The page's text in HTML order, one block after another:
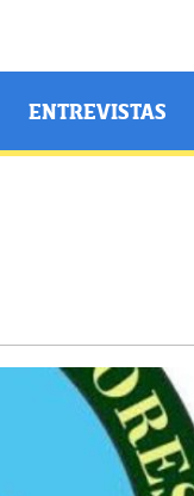
ENTREVISTAS